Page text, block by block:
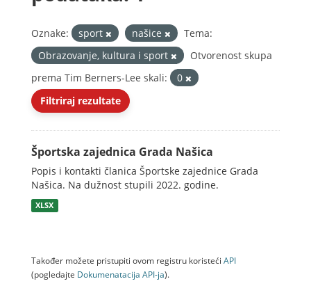
Oznake: sport našice
Tema:
Obrazovanje, kultura i sport
Otvorenost skupa
prema Tim Berners-Lee skali:
0
Filtriraj rezultate
Športska zajednica Grada Našica
Popis i kontakti članica Športske zajednice Grada
Našica. Na dužnost stupili 2022. godine.
XLSX
Također možete pristupiti ovom registru koristeći API
(pogledajte Dokumenаtаcijа API-jа).